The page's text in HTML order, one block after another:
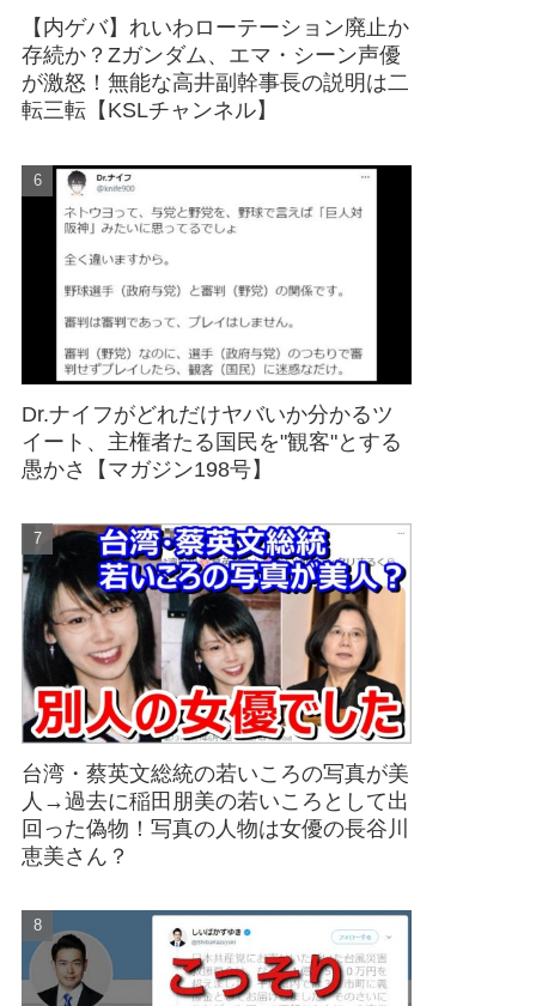
【内ゲバ】れいわローテーション廃止か
存続か？Zガンダム、エマ・シーン声優
が激怒！無能な高井副幹事長の説明は二
転三転【KSLチャンネル】
Dr.ナイフがどれだけヤバいか分かるツ
イート、主権者たる国民を"観客"とする
愚かさ【マガジン198号】
台湾・蔡英文総統の若いころの写真が美
人→過去に稲田朋美の若いころとして出
回った偽物！写真の人物は女優の長谷川
恵美さん？